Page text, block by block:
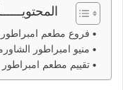
فروع مطعم امبراطور
منيو امبراطور
تقييم مطعم امبراطور